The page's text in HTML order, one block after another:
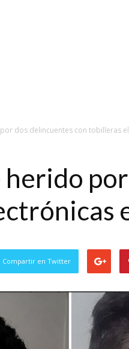
dos delincuentes con tobilleras
Compartir en Twitter